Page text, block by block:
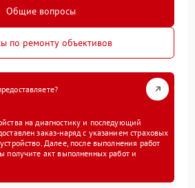
Общие вопросы
по ремонту объективов
на диагностику и последующий
заказ-наряд с указанием страховых
Далее, после выполнения работ
получите акт выполненных работ и